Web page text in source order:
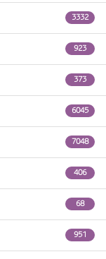
3332
923
373
6045
7048
406
68
951